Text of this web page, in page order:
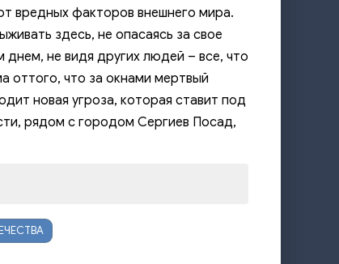
вредных факторов внешнего мира.
здесь, не опасаясь за свое
не видя других людей – все, что
оттого, что за окнами мертвый
новая угроза, которая ставит под
рядом с городом Сергиев Посад,